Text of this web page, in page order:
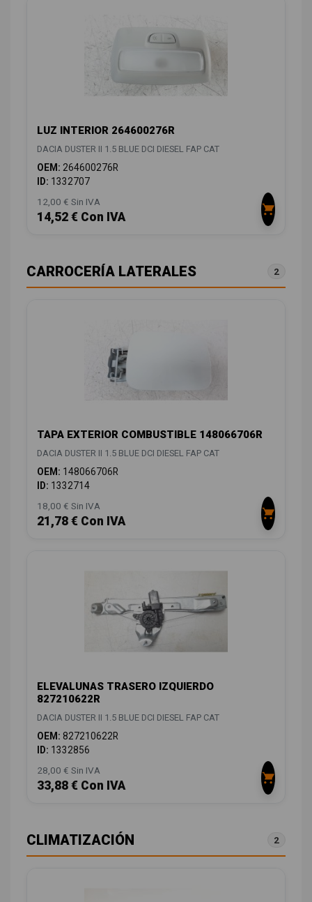
LUZ INTERIOR 264600276R
DACIA DUSTER II 1.5 BLUE DCI DIESEL FAP CAT
OEM: 264600276R
ID: 1332707
12,00 € Sin IVA
14,52 € Con IVA
CARROCERÍA LATERALES 2
TAPA EXTERIOR COMBUSTIBLE 148066706R
DACIA DUSTER II 1.5 BLUE DCI DIESEL FAP CAT
OEM: 148066706R
ID: 1332714
18,00 € Sin IVA
21,78 € Con IVA
ELEVALUNAS TRASERO IZQUIERDO
827210622R
DACIA DUSTER II 1.5 BLUE DCI DIESEL FAP CAT
OEM: 827210622R
ID: 1332856
28,00 € Sin IVA
33,88 € Con IVA
CLIMATIZACIÓN 2